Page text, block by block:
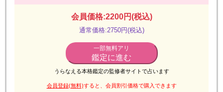
会員価格:2200円(税込)
通常価格:2750円(税込)
一部無料アリ
鑑定に進む
うらなえる本格鑑定の監修者サイトで占います
会員登録(無料)すると、会員割引価格で購入できます